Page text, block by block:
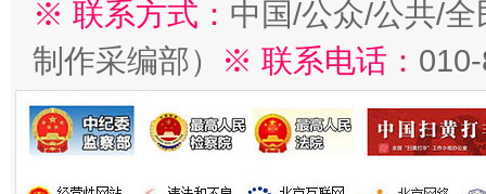
※ 联系方式： 中国/公众/公共/
制作采编部）
※ 联系电话：